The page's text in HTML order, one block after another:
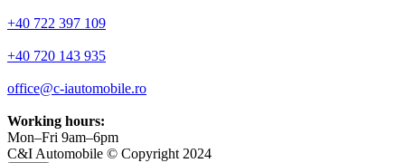
+40 722 397 109
+40 720 143 935
office@c-iautomobile.ro
Working hours:
Mon–Fri 9am–6pm
C&I Automobile © Copyright 2024